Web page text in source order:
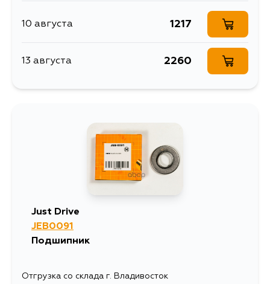
10 августа 1217
13 августа 2260
Just Drive
JEB0091
Подшипник
Отгрузка со склада г. Владивосток